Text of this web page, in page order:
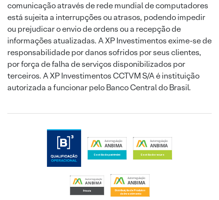
comunicação através de rede mundial de computadores
está sujeita a interrupções ou atrasos, podendo impedir
ou prejudicar o envio de ordens ou a recepção de
informações atualizadas. A XP Investimentos exime-se de
responsabilidade por danos sofridos por seus clientes,
por força de falha de serviços disponibilizados por
terceiros. A XP Investimentos CCTVM S/A é instituição
autorizada a funcionar pelo Banco Central do Brasil.